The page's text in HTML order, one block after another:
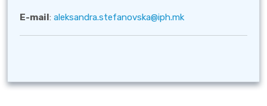
E-mail: aleksandra.stefanovska@iph.mk